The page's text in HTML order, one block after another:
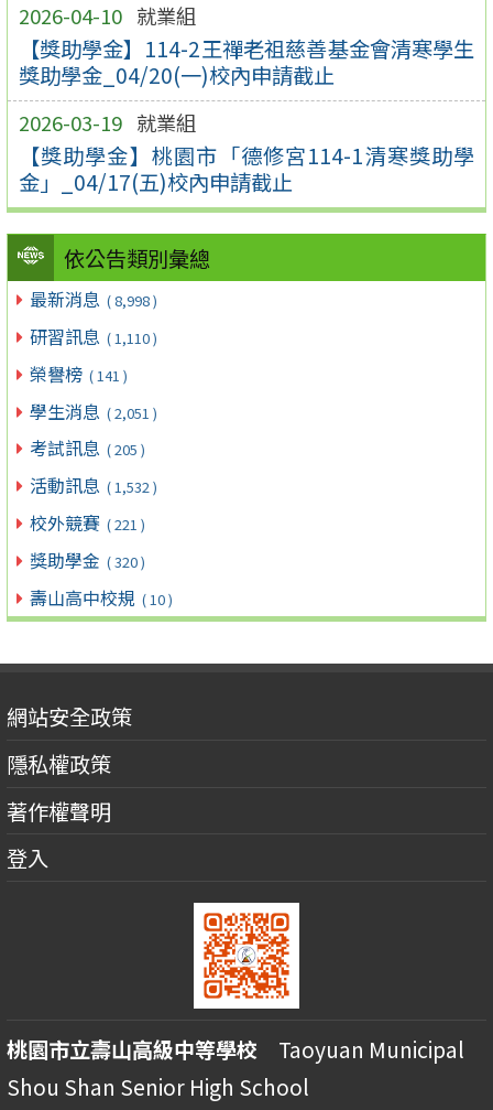
2026-04-10 就業組
【獎助學金】114-2王禪老祖慈善基金會清寒學生
獎助學金_04/20(一)校內申請截止
2026-03-19 就業組
【獎助學金】桃園市「德修宮114-1清寒獎助學
金」_04/17(五)校內申請截止
依公告類別彙總
最新消息 ( 8,998 )
研習訊息 ( 1,110 )
榮譽榜 ( 141 )
學生消息 ( 2,051 )
考試訊息 ( 205 )
活動訊息 ( 1,532 )
校外競賽 ( 221 )
獎助學金 ( 320 )
壽山高中校規 ( 10 )
網站安全政策
隱私權政策
著作權聲明
登入
桃園市立壽山高級中等學校 Taoyuan Municipal
Shou Shan Senior High School